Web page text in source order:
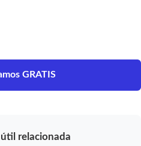
GRATIS
relacionada